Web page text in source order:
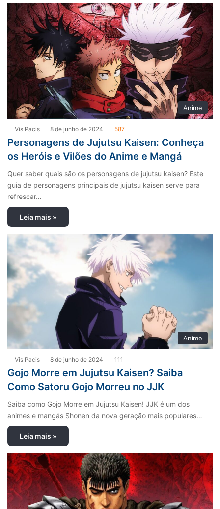
Anime
Vis Pacis 8 de junho de 2024 587
Personagens de Jujutsu Kaisen: Conheça
os Heróis e Vilões do Anime e Mangá
Quer saber quais são os personagens de jujutsu kaisen? Este
guia de personagens principais de jujutsu kaisen serve para
refrescar…
Leia mais »
Anime
Vis Pacis 8 de junho de 2024 111
Gojo Morre em Jujutsu Kaisen? Saiba
Como Satoru Gojo Morreu no JJK
Saiba como Gojo Morre em Jujutsu Kaisen! JJK é um dos
animes e mangás Shonen da nova geração mais populares…
Leia mais »